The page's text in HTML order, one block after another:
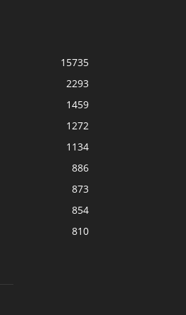
15735
2293
1459
1272
1134
886
873
854
810